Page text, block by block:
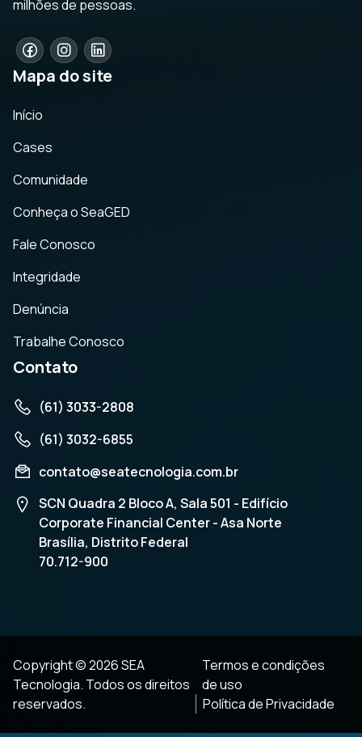
milhões de pessoas.
Mapa do site
Início
Cases
Comunidade
Conheça o SeaGED
Fale Conosco
Integridade
Denúncia
Trabalhe Conosco
Contato
(61) 3033-2808
(61) 3032-6855
contato@seatecnologia.com.br
SCN Quadra 2 Bloco A, Sala 501 - Edifício
Corporate Financial Center - Asa Norte
Brasília, Distrito Federal
70.712-900
Copyright © 2026 SEA
Tecnologia. Todos os direitos
reservados.
Termos e condições
de uso
Política de Privacidade